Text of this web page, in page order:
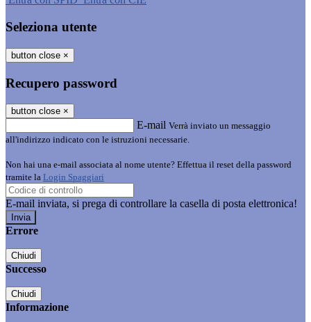
Seleziona utente
button close ×
Recupero password
button close ×
E-mail Verrà inviato un messaggio
all'indirizzo indicato con le istruzioni necessarie.
Non hai una e-mail associata al nome utente? Effettua il reset della password
tramite la Login Spaggiari
E-mail inviata, si prega di controllare la casella di posta elettronica!
Errore
Chiudi
Successo
Chiudi
Informazione